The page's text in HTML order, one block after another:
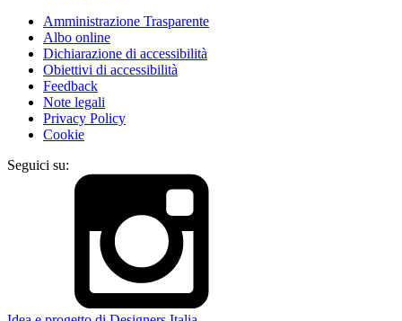
Amministrazione Trasparente
Albo online
Dichiarazione di accessibilità
Obiettivi di accessibilità
Feedback
Note legali
Privacy Policy
Cookie
Seguici su: